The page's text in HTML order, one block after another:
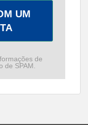
UM
de
de SPAM.